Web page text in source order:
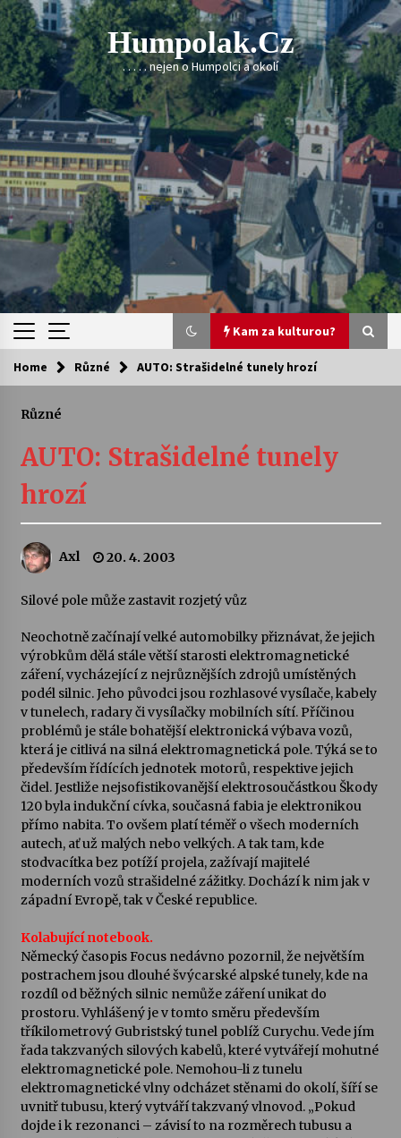
Skip
to
content
Humpolak.cz
. . . . . nejen o Humpolci a okolí
Kam za kulturou?
Kam za kulturou?
Sukuba Ensemble
4. 8. 2026
kapkou
Veselí muzikanti
Pozvánka na integrační festival Quijotova
šedesátka: 28. 7.–1. 8. 2026
28. 7. 2026
Letní koncerty ve Stromovce: Kolchoz a
Jenakaši
28. 7. 2026
Votavžatský ploty
23. 7. 2026
22. 7. 2026
Vysočinka
17. 7. 2026
Ozvěny prázdnin
14. 7. 2026
Home Různé AUTO: Strašidelné tunely hrozí
Různé
AUTO: Strašidelné tunely
hrozí
Axl 20. 4. 2003
Silové pole může zastavit rozjetý vůz
Neochotně začínají velké automobilky přiznávat, že jejich
výrobkům dělá stále větší starosti elektromagnetické
záření, vycházející z nejrůznějších zdrojů umístěných
podél silnic. Jeho původci jsou rozhlasové vysílače, kabely
v tunelech, radary či vysílačky mobilních sítí. Příčinou
problémů je stále bohatější elektronická výbava vozů,
která je citlivá na silná elektromagnetická pole. Týká se to
především řídících jednotek motorů, respektive jejich
čidel. Jestliže nejsofistikovanější elektrosoučástkou Škody
120 byla indukční cívka, současná fabia je elektronikou
přímo nabita. To ovšem platí téměř o všech moderních
autech, ať už malých nebo velkých. A tak tam, kde
stodvacítka bez potíží projela, zažívají majitelé
moderních vozů strašidelné zážitky. Dochází k nim jak v
západní Evropě, tak v České republice.
Kolabující notebook.
Německý časopis Focus nedávno pozornil, že největším
postrachem jsou dlouhé švýcarské alpské tunely, kde na
rozdíl od běžných silnic nemůže záření unikat do
prostoru. Vyhlášený je v tomto směru především
tříkilometrový Gubristský tunel poblíž Curychu. Vede jím
řada takzvaných silových kabelů, které vytvářejí mohutné
elektromagnetické pole. Nemohou-li z tunelu
elektromagnetické vlny odcházet stěnami do okolí, šíří se
uvnitř tubusu, který vytváří takzvaný vlnovod. „Pokud
dojde i k rezonanci – závisí to na rozměrech tubusu a